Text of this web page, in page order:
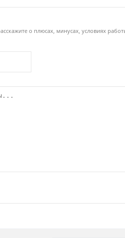
о плюсах, минусах, условиях